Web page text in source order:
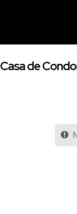
Casa de